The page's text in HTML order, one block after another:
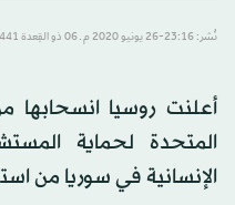
نُشر: 23:16-26 يونيو 2020 م ـ 06 ذو القِعدة 1441 هـ
أعلنت روسيا انسحابها
المتحدة لحماية
الإنسانية في سوريا من